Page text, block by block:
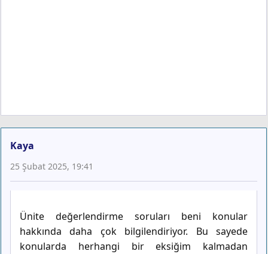
Kaya
25 Şubat 2025, 19:41
Ünite değerlendirme soruları beni konular
hakkında daha çok bilgilendiriyor. Bu sayede
konularda herhangi bir eksiğim kalmadan